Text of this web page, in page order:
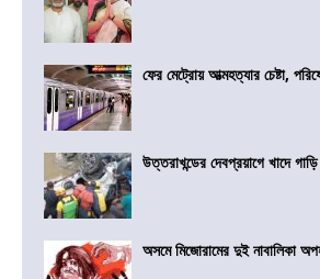
ফের মেট্রোয় আত্মহত্যার চেষ্টা,
উত্তরাখন্ডের দেবপ্রয়াগে খাদে
অসমে মিজোরামের দুই নাবালিকা